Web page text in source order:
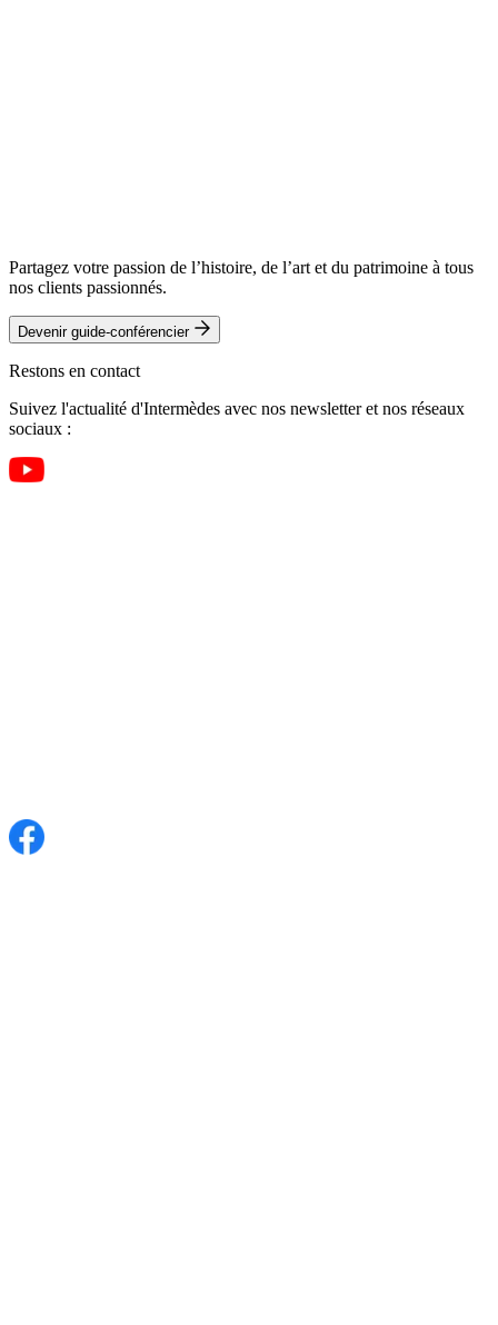
Partagez votre passion de l’histoire, de l’art et du patrimoine à tous
nos clients passionnés.
Devenir guide-conférencier
Restons en contact
Suivez l'actualité d'Intermèdes avec nos newsletter et nos réseaux
sociaux :